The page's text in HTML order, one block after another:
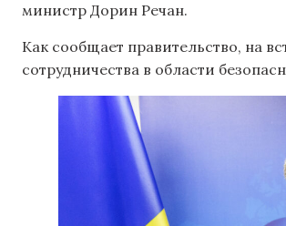
министр Дорин Речан.
Как сообщает правительство, на
сотрудничества в области